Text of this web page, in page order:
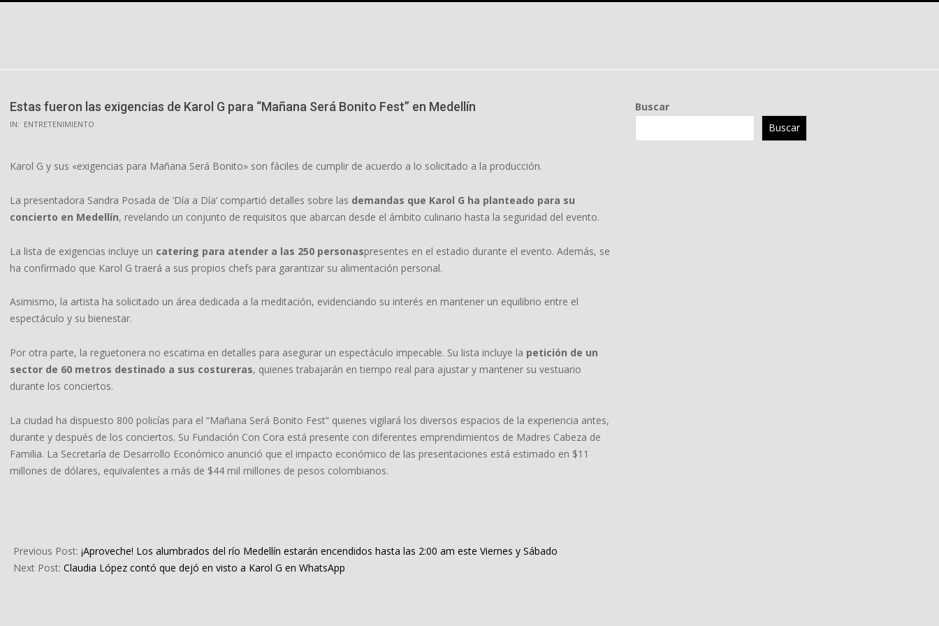
Estas fueron las exigencias de Karol G para “Mañana Será Bonito Fest” en Medellín
IN: ENTRETENIMIENTO
Karol G y sus «exigencias para Mañana Será Bonito» son fáciles de cumplir de acuerdo a lo solicitado a la producción.
La presentadora Sandra Posada de ‘Día a Día’ compartió detalles sobre las demandas que Karol G ha planteado para su
concierto en Medellín, revelando un conjunto de requisitos que abarcan desde el ámbito culinario hasta la seguridad del evento.
La lista de exigencias incluye un catering para atender a las 250 personaspresentes en el estadio durante el evento. Además, se
ha confirmado que Karol G traerá a sus propios chefs para garantizar su alimentación personal.
Asimismo, la artista ha solicitado un área dedicada a la meditación, evidenciando su interés en mantener un equilibrio entre el
espectáculo y su bienestar.
Por otra parte, la reguetonera no escatima en detalles para asegurar un espectáculo impecable. Su lista incluye la petición de un
sector de 60 metros destinado a sus costureras, quienes trabajarán en tiempo real para ajustar y mantener su vestuario
durante los conciertos.
La ciudad ha dispuesto 800 policías para el “Mañana Será Bonito Fest” quienes vigilará los diversos espacios de la experiencia antes,
durante y después de los conciertos. Su Fundación Con Cora está presente con diferentes emprendimientos de Madres Cabeza de
Familia. La Secretaría de Desarrollo Económico anunció que el impacto económico de las presentaciones está estimado en $11
millones de dólares, equivalentes a más de $44 mil millones de pesos colombianos.
12-
01
Previous Post: ¡Aproveche! Los alumbrados del río Medellín estarán encendidos hasta las 2:00 am este Viernes y Sábado
Next Post: Claudia López contó que dejó en visto a Karol G en WhatsApp
Buscar
Buscar